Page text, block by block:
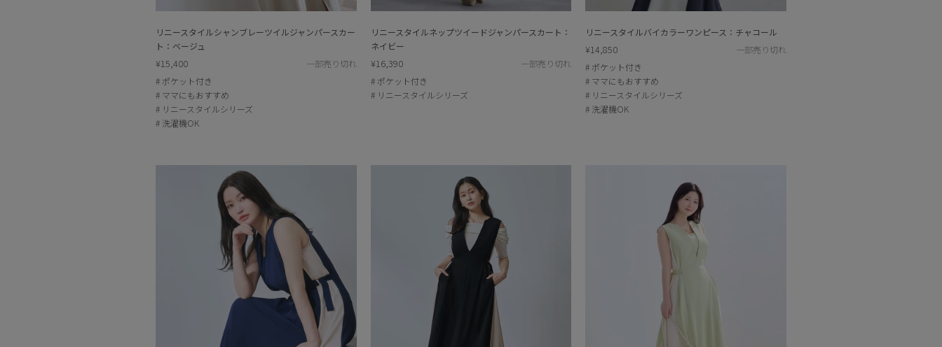
リニースタイルシャンブレーツイルジャンパースカー
ト：ベージュ
¥15,400
一部売り切れ
ポケット付き
ママにもおすすめ
リニースタイルシリーズ
洗濯機OK
リニースタイルネップツイードジャンパースカート：
ネイビー
¥16,390
一部売り切れ
ポケット付き
リニースタイルシリーズ
リニースタイルバイカラーワンピース：チャコール
¥14,850
一部売り切れ
ポケット付き
ママにもおすすめ
リニースタイルシリーズ
洗濯機OK